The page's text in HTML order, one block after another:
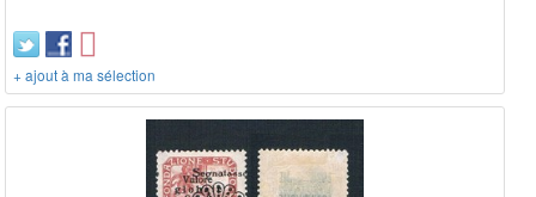
+ ajout à ma sélection